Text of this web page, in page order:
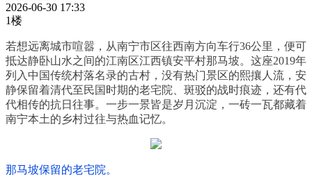
2026-06-30 17:33
1楼
若想远离城市喧嚣，从南宁市区往西南方向车行36公里，便可
抵达静卧山水之间的江南区江西镇安平村那马坡。这座2019年
列入中国传统村落名录的古村，没有热门景区的熙攘人流，安
静保留着清代至民国时期的老宅院、斑驳的战时痕迹，还有代
代相传的抗日往事。一步一景皆是岁月沉淀，一砖一瓦都藏着
南宁本土的乡村过往与热血记忆。
那马坡保留的老宅院。